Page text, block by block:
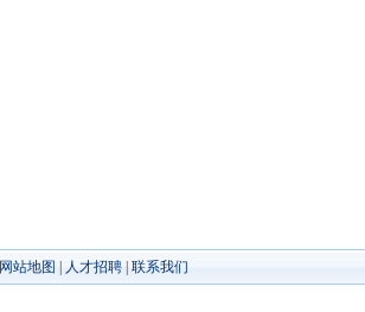
网站地图 人才招聘 联系我们